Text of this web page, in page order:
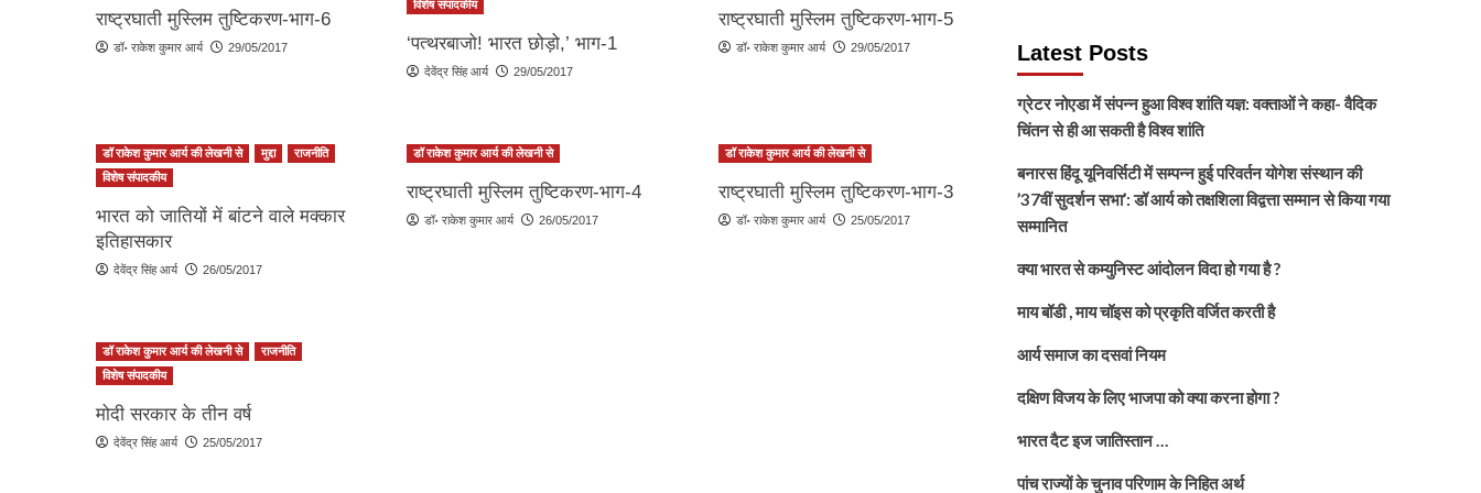
राष्ट्रघाती मुस्लिम तुष्टिकरण-भाग-6
डॉ॰ राकेश कुमार आर्य 29/05/2017
विशेष संपादकीय
‘पत्थरबाजो! भारत छोड़ो,’ भाग-1
देवेंद्र सिंह आर्य 29/05/2017
राष्ट्रघाती मुस्लिम तुष्टिकरण-भाग-5
डॉ॰ राकेश कुमार आर्य 29/05/2017
डॉ राकेश कुमार आर्य की लेखनी से मुद्दा
राजनीति
विशेष संपादकीय
भारत को जातियों में बांटने वाले मक्कार
इतिहासकार
देवेंद्र सिंह आर्य 26/05/2017
डॉ राकेश कुमार आर्य की लेखनी से
राष्ट्रघाती मुस्लिम तुष्टिकरण-भाग-4
डॉ॰ राकेश कुमार आर्य 26/05/2017
डॉ राकेश कुमार आर्य की लेखनी से
राष्ट्रघाती मुस्लिम तुष्टिकरण-भाग-3
डॉ॰ राकेश कुमार आर्य 25/05/2017
डॉ राकेश कुमार आर्य की लेखनी से
राजनीति
विशेष संपादकीय
मोदी सरकार के तीन वर्ष
देवेंद्र सिंह आर्य 25/05/2017
Latest Posts
ग्रेटर नोएडा में संपन्न हुआ विश्व शांति यज्ञ: वक्ताओं ने कहा- वैदिक
चिंतन से ही आ सकती है विश्व शांति
बनारस हिंदू यूनिवर्सिटी में सम्पन्न हुई परिवर्तन योगेश संस्थान की
’37वीं सुदर्शन सभा’: डॉ आर्य को तक्षशिला विद्वत्ता सम्मान से किया गया
सम्मानित
क्या भारत से कम्युनिस्ट आंदोलन विदा हो गया है ?
माय बॉडी , माय चॉइस को प्रकृति वर्जित करती है
आर्य समाज का दसवां नियम
दक्षिण विजय के लिए भाजपा को क्या करना होगा ?
भारत दैट इज जातिस्तान …
पांच राज्यों के चुनाव परिणाम के निहित अर्थ